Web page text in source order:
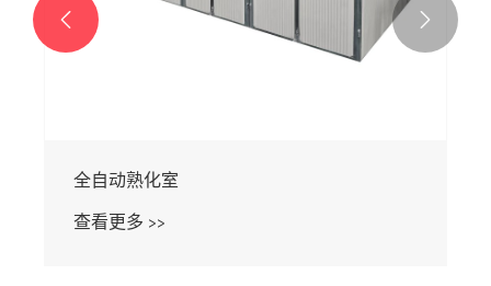
全自动熟化室
查看更多 >>
 